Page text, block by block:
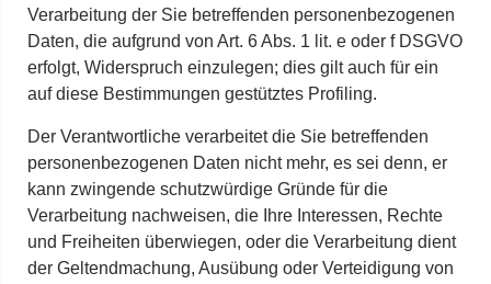
Verarbeitung der Sie betreffenden personenbezogenen
Daten, die aufgrund von Art. 6 Abs. 1 lit. e oder f DSGVO
erfolgt, Widerspruch einzulegen; dies gilt auch für ein
auf diese Bestimmungen gestütztes Profiling.
Der Verantwortliche verarbeitet die Sie betreffenden
personenbezogenen Daten nicht mehr, es sei denn, er
kann zwingende schutzwürdige Gründe für die
Verarbeitung nachweisen, die Ihre Interessen, Rechte
und Freiheiten überwiegen, oder die Verarbeitung dient
der Geltendmachung, Ausübung oder Verteidigung von